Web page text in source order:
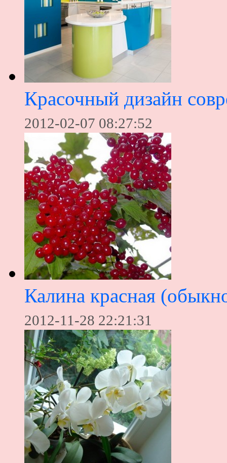
Красочный дизайн
2012-02-07 08:27:52
Калина красная
2012-11-28 22:21:31